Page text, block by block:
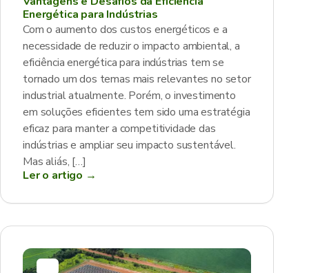
Energética para Indústrias
Com o aumento dos custos energéticos e a
necessidade de reduzir o impacto ambiental, a
eficiência energética para indústrias tem se
tornado um dos temas mais relevantes no setor
industrial atualmente. Porém, o investimento
em soluções eficientes tem sido uma estratégia
eficaz para manter a competitividade das
indústrias e ampliar seu impacto sustentável.
Mas aliás, […]
Ler o artigo →